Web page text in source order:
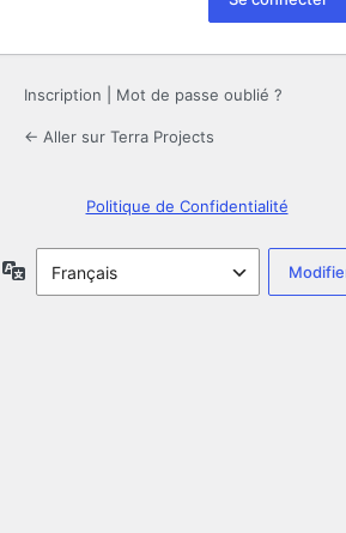
Inscription Mot de passe oublié ?
← Aller sur Terra Projects
Politique de Confidentialité
Langue